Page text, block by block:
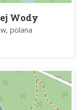
Wody
polana